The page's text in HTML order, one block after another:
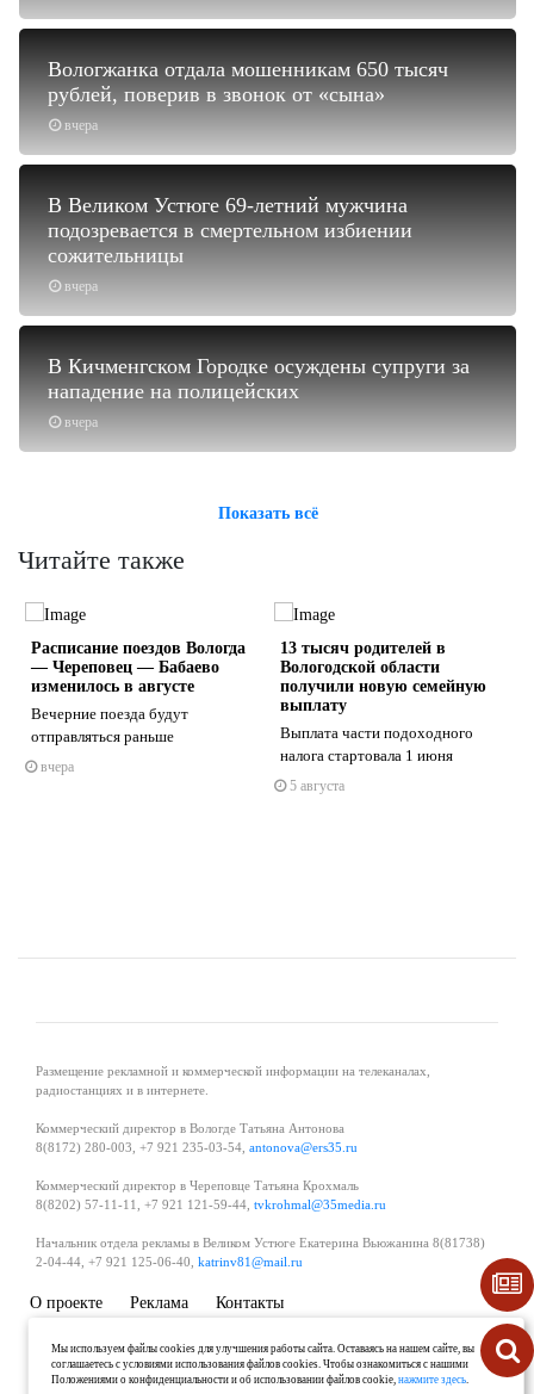
вчера
Вологжанка отдала мошенникам 650 тысяч
рублей, поверив в звонок от «сына»
вчера
В Великом Устюге 69-летний мужчина
подозревается в смертельном избиении
сожительницы
вчера
В Кичменгском Городке осуждены супруги за
нападение на полицейских
Показать всё
Читайте также
Расписание поездов Вологда
— Череповец — Бабаево
изменилось в августе
Вечерние поезда будут
отправляться раньше
вчера
13 тысяч родителей в
Вологодской области
получили новую семейную
выплату
Выплата части подоходного
налога стартовала 1 июня
5 августа
Размещение рекламной и коммерческой информации на телеканалах,
радиостанциях и в интернете.
Коммерческий директор в Вологде Татьяна Антонова
8(8172) 280-003, +7 921 235-03-54, antonova@ers35.ru
Коммерческий директор в Череповце Татьяна Крохмаль
8(8202) 57-11-11, +7 921 121-59-44, tvkrohmal@35media.ru
Начальник отдела рекламы в Великом Устюге Екатерина Вьюжанина 8(81738)
2-04-44, +7 921 125-06-40, katrinv81@mail.ru
О проекте Реклама
Контакты
Политика в области обработки и защиты персональных данных
Мы используем файлы cookies для улучшения работы сайта. Оставаясь на нашем сайте, вы
соглашаетесь с условиями использования файлов cookies. Чтобы ознакомиться с нашими
Положениями о конфиденциальности и об использовании файлов cookie,нажмите здесь.